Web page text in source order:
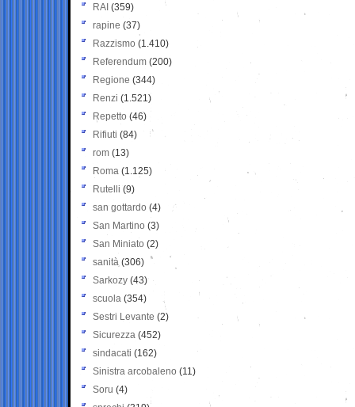
RAI (359)
rapine (37)
Razzismo (1.410)
Referendum (200)
Regione (344)
Renzi (1.521)
Repetto (46)
Rifiuti (84)
rom (13)
Roma (1.125)
Rutelli (9)
san gottardo (4)
San Martino (3)
San Miniato (2)
sanità (306)
Sarkozy (43)
scuola (354)
Sestri Levante (2)
Sicurezza (452)
sindacati (162)
Sinistra arcobaleno (11)
Soru (4)